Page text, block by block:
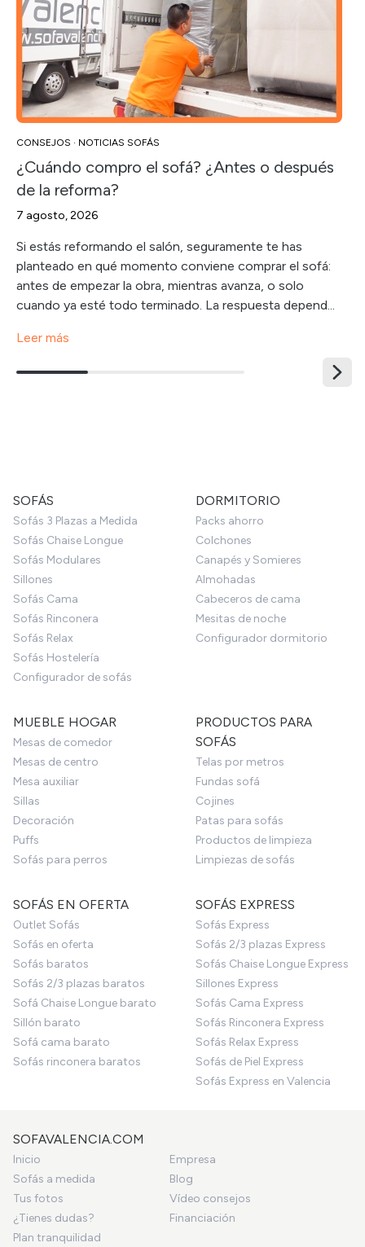
CONSEJOS · NOTICIAS SOFÁS
¿Cuándo compro el sofá? ¿Antes o después
de la reforma?
7 agosto, 2026
Si estás reformando el salón, seguramente te has
planteado en qué momento conviene comprar el sofá:
antes de empezar la obra, mientras avanza, o solo
cuando ya esté todo terminado. La respuesta depend...
Leer más
SOFÁS
Sofás 3 Plazas a Medida
Sofás Chaise Longue
Sofás Modulares
Sillones
Sofás Cama
Sofás Rinconera
Sofás Relax
Sofás Hostelería
Configurador de sofás
DORMITORIO
Packs ahorro
Colchones
Canapés y Somieres
Almohadas
Cabeceros de cama
Mesitas de noche
Configurador dormitorio
MUEBLE HOGAR
Mesas de comedor
Mesas de centro
Mesa auxiliar
Sillas
Decoración
Puffs
Sofás para perros
PRODUCTOS PARA
SOFÁS
Telas por metros
Fundas sofá
Cojines
Patas para sofás
Productos de limpieza
Limpiezas de sofás
SOFÁS EN OFERTA
Outlet Sofás
Sofás en oferta
Sofás baratos
Sofás 2/3 plazas baratos
Sofá Chaise Longue barato
Sillón barato
Sofá cama barato
Sofás rinconera baratos
SOFÁS EXPRESS
Sofás Express
Sofás 2/3 plazas Express
Sofás Chaise Longue Express
Sillones Express
Sofás Cama Express
Sofás Rinconera Express
Sofás Relax Express
Sofás de Piel Express
Sofás Express en Valencia
SOFAVALENCIA.COM
Inicio
Empresa
Sofás a medida
Blog
Tus fotos
Vídeo consejos
¿Tienes dudas?
Financiación
Plan tranquilidad